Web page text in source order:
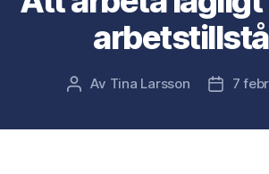
Inläggsförfattare
Av Tina Larsson 7